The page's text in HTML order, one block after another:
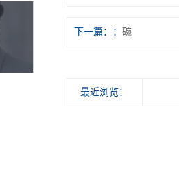
下一篇： 碗
最近浏览：